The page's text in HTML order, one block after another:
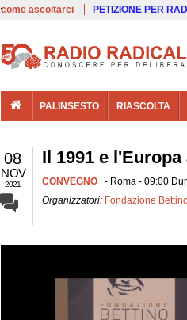
come ascoltarci PETIZIONE PER
PALINSESTO RIASCOLTA
08
NOV
2021
Il 1991 e
CONVEGNO | - Roma - 09:00
Organizzatori: Fondazione